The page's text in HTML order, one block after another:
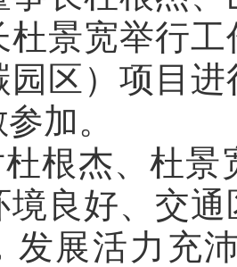
杜景宽举行
园区）项目
加。
根杰、杜景
境良好、交
发展活力充